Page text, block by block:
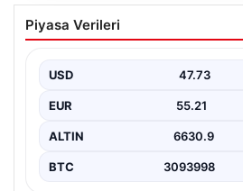
Mekke Ortak Savunma
Hedefimiz Kimse Değil
Anlaşması hakkında yaptığı
düzenlemenin herhangi…
Piyasa Verileri
USD 47.73
EUR 55.21
ALTIN 6630.9
BTC 3093998